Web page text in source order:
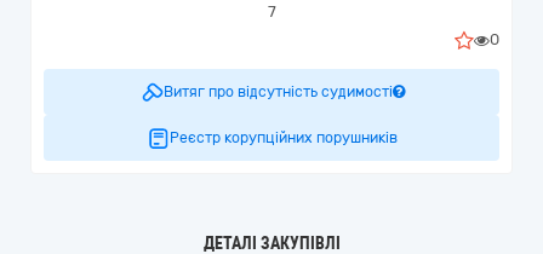
7
0
Витяг про відсутність судимості
Реєстр корупційних порушників
ДЕТАЛІ ЗАКУПІВЛІ